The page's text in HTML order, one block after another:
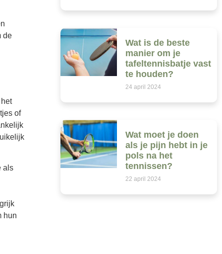
de
of
als
hun
Wat is de beste
manier om je
tafeltennisbatje vast
te houden?
24 april 2024
Wat moet je doen
als je pijn hebt in je
pols na het
tennissen?
22 april 2024